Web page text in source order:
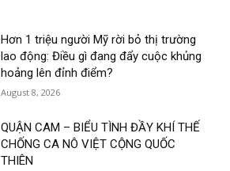
Hơn 1 triệu người Mỹ rời bỏ thị trường
lao động: Điều gì đang đẩy cuộc khủng
hoảng lên đỉnh điểm?
August 8, 2026
QUẬN CAM – BIỂU TÌNH ĐẦY KHÍ THẾ
CHỐNG CA NÔ VIỆT CỘNG QUỐC
THIÊN